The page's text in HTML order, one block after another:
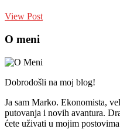
View Post
O meni
Dobrodošli na moj blog!
Ja sam Marko. Ekonomista,
putovanja i novih avantura.
ćete uživati u mojim